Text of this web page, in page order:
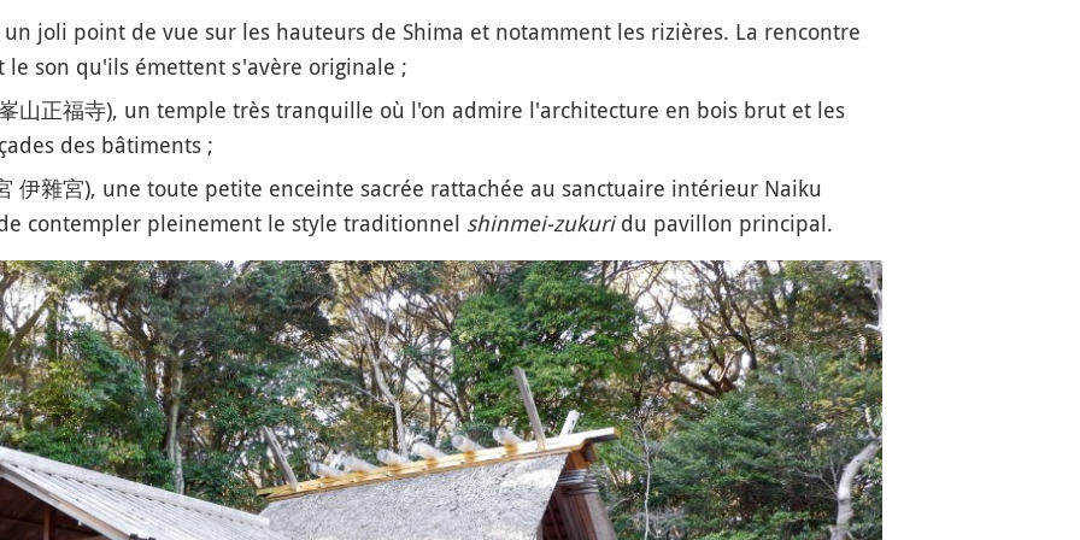
joli point de vue sur les hauteurs de Shima et notamment les rizières. La rencontre
le son qu'ils émettent s'avère originale ;
山正福寺), un temple très tranquille où l'on admire l'architecture en bois brut et les
des bâtiments ;
伊雜宮), une toute petite enceinte sacrée rattachée au sanctuaire intérieur Naiku
contempler pleinement le style traditionnel shinmei-zukuridu pavillon principal.